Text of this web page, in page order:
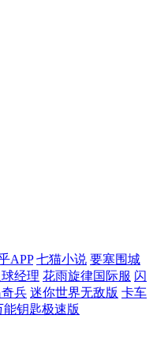
APP 七猫小说 要塞围城
经理 花雨旋律国际服 闪
兵 迷你世界无敌版 卡车
能钥匙极速版